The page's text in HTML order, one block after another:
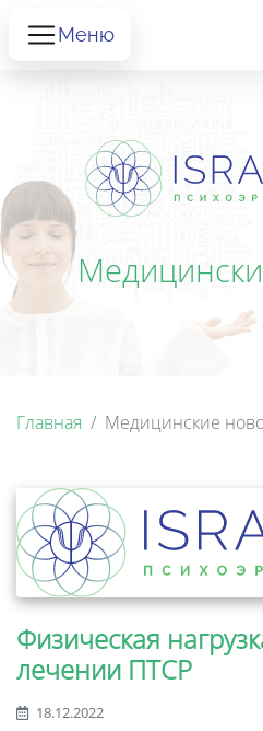
Меню
Главная Медицинские
Физическая
лечении ПТСР
18.12.2022